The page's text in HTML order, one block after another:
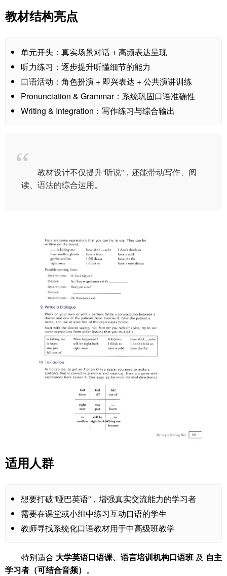
教材结构亮点
单元开头：真实场景对话 + 高频表达呈现
听力练习：逐步提升听懂细节的能力
口语活动：角色扮演 + 即兴表达 + 公共演讲训练
Pronunciation & Grammar：系统巩固口语准确性
Writing & Integration：写作练习与综合输出
教材设计不仅提升“听说”，还能带动写作、阅
读、语法的综合运用。
适用人群
想要打破“哑巴英语”，增强真实交流能力的学习者
需要在课堂或小组中练习互动口语的学生
教师寻找系统化口语教材用于中高级班教学
特别适合 大学英语口语课、语言培训机构口语班及 自主
学习者（可结合音频） 。